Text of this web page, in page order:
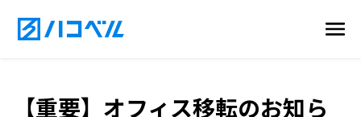
【重要】オフィス移転のお知ら